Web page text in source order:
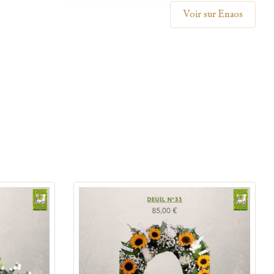
Voir sur Enaos